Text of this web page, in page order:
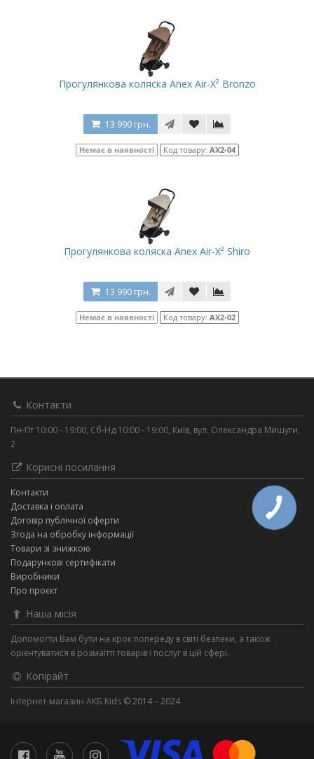
Прогулянкова коляска Anex Air-X² Bronzo
13 990 грн.
Немає в наявності Код товару: AX2-04
Прогулянкова коляска Anex Air-X² Shiro
13 990 грн.
Немає в наявності Код товару: AX2-02
Контакти
Пн-Пт 10:00 - 19:00, Сб-Нд 10:00 - 19:00, Київ, вул. Олександра Мишуги,
2
Корисні посилання
Контакти
Доставка і оплата
Договір публічної оферти
Згода на обробку інформації
Товари зі знижкою
Подарункові сертифікати
Виробники
Про проєкт
Наша місія
Допомогти Вам бути на крок попереду в світі безпеки, а також
орієнтуватися в розмаїтті товарів і послуг в цій сфері.
Копірайт
Інтернет-магазин АКБ Kids © 2014 – 2024